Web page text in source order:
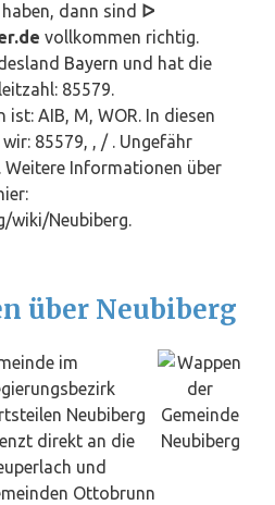
dann sind ᐅ
vollkommen richtig.
Bayern und hat die
85579.
ist: AIB, M, WOR. In diesen
85579, , / . Ungefähr
Weitere Informationen über
wiki/Neubiberg.
über Neubiberg
im
Neubiberg
direkt an die
und
Ottobrunn